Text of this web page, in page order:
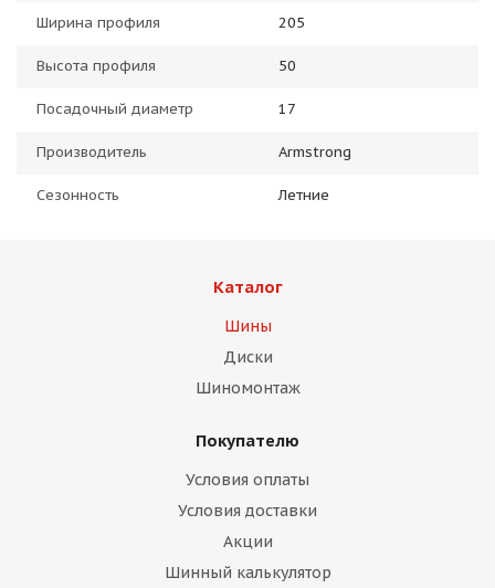
Ширина профиля 205
Высота профиля 50
Посадочный диаметр 17
Производитель Armstrong
Сезонность Летние
Каталог
Шины
Диски
Шиномонтаж
Покупателю
Условия оплаты
Условия доставки
Акции
Шинный калькулятор